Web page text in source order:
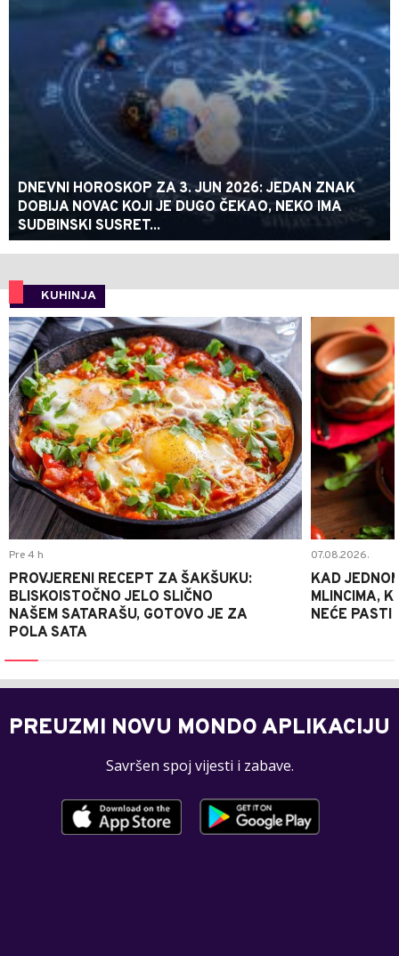
DNEVNI HOROSKOP ZA 3. JUN 2026: JEDAN ZNAK
DOBIJA NOVAC KOJI JE DUGO ČEKAO, NEKO IMA
SUDBINSKI SUSRET...
KUHINJA
0
Pre 4 h
PROVJERENI RECEPT ZA ŠAKŠUKU:
BLISKOISTOČNO JELO SLIČNO
NAŠEM SATARAŠU, GOTOVO JE ZA
POLA SATA
07.08.2026.
KAD
MLINCIMA,
NEĆE PASTI
PREUZMI NOVU MONDO APLIKACIJU
Savršen spoj vijesti i zabave.